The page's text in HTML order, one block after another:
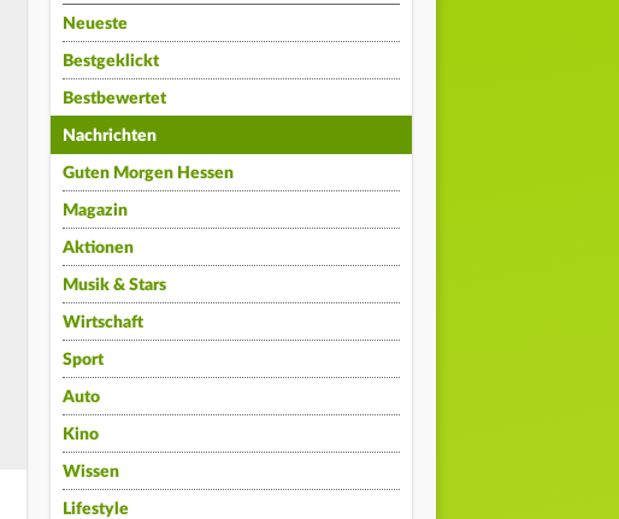
Neueste
Bestgeklickt
Bestbewertet
Nachrichten
Guten Morgen Hessen
Magazin
Aktionen
Musik & Stars
Wirtschaft
Sport
Auto
Kino
Wissen
Lifestyle